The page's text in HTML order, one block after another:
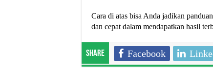
Cara di atas bisa Anda jadikan
dan cepat dalam mendapatkan hasil
Share Facebook